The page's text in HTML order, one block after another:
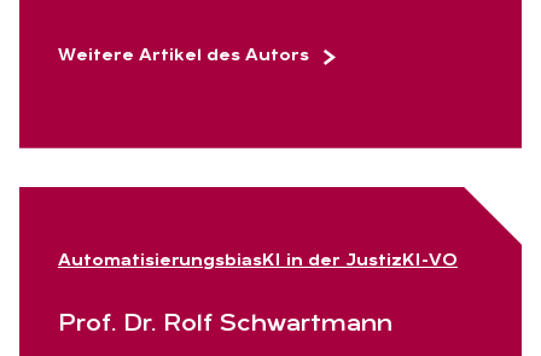
Weitere Artikel des Autors
Automatisierungsbias KI in der Justiz KI-VO
Prof. Dr. Rolf Schwart­mann